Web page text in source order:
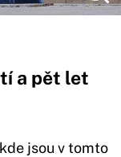
a pět let
kde jsou v tomto